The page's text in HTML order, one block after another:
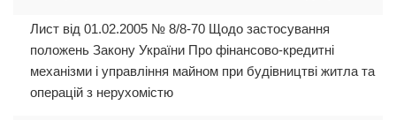
Лист від 01.02.2005 № 8/8-70 Щодо застосування
положень Закону України Про фінансово-кредитні
механізми і управління майном при будівництві житла та
операцій з нерухомістю